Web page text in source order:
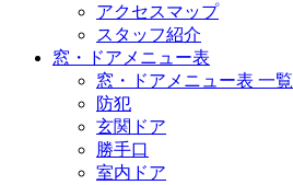
アクセスマップ
スタッフ紹介
窓・ドアメニュー表
窓・ドアメニュー表 一覧
防犯
玄関ドア
勝手口
室内ドア